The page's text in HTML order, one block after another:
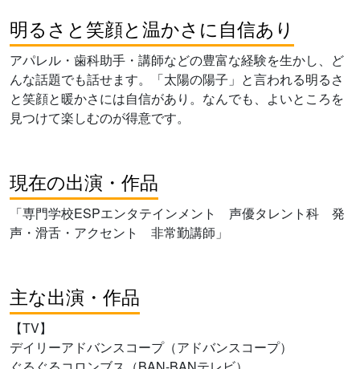
明るさと笑顔と温かさに自信あり
アパレル・歯科助手・講師などの豊富な経験を生かし、ど
んな話題でも話せます。「太陽の陽子」と言われる明るさ
と笑顔と暖かさには自信があり。なんでも、よいところを
見つけて楽しむのが得意です。
現在の出演・作品
「専門学校ESPエンタテインメント 声優タレント科 発
声・滑舌・アクセント 非常勤講師」
主な出演・作品
【TV】
デイリーアドバンスコープ（アドバンスコープ）